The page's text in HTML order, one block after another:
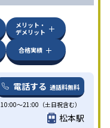
メリット・
デメリット
合格実績
電話する 通話料無料
10:00〜21:00（土日祝含む）
松本駅